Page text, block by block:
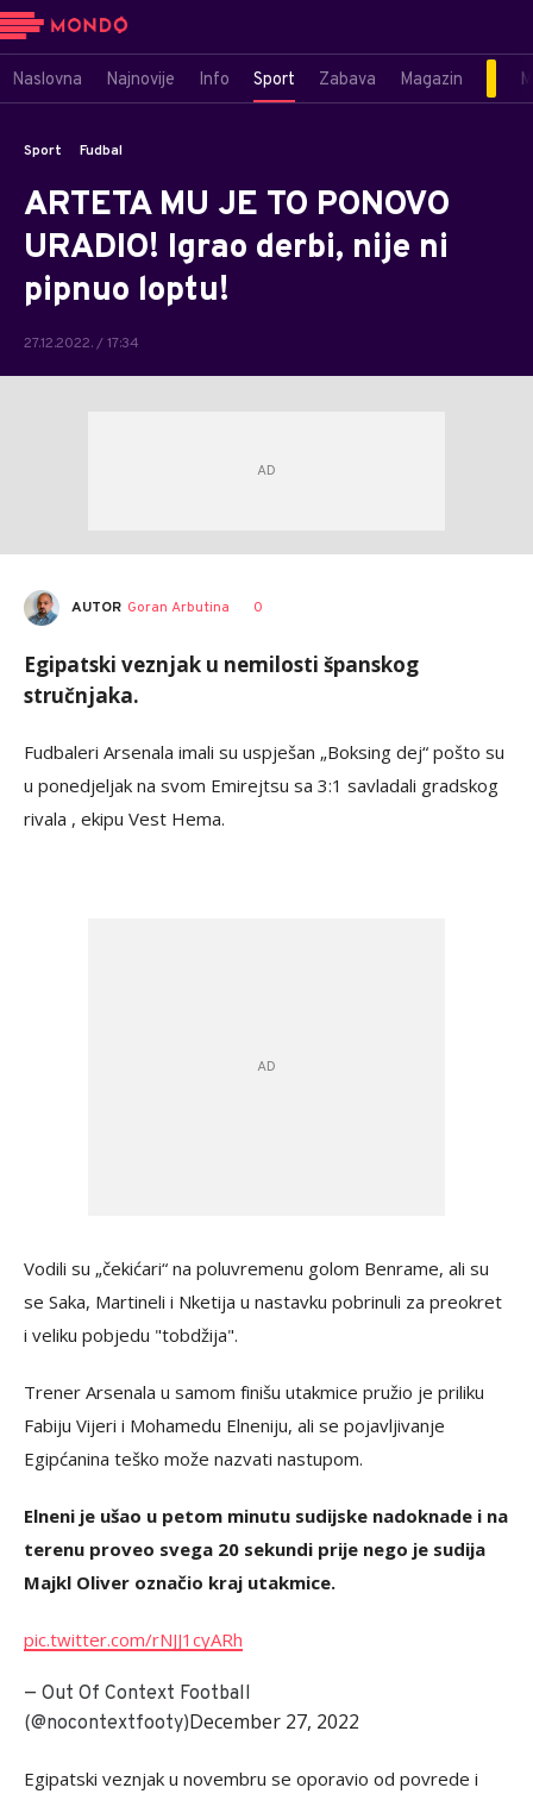
Naslovna Najnovije Info Sport Zabava Magazin
Sport Fudbal
ARTETA MU JE TO PONOVO
URADIO! Igrao derbi, nije ni
pipnuo loptu!
27.12.2022. / 17:34
AUTOR Goran Arbutina 0
Egipatski veznjak u nemilosti španskog
stručnjaka.
Fudbaleri Arsenala imali su uspješan „Boksing dej“ pošto su
u ponedjeljak na svom Emirejtsu sa 3:1 savladali gradskog
rivala , ekipu Vest Hema.
Vodili su „čekićari“ na poluvremenu golom Benrame, ali su
se Saka, Martineli i Nketija u nastavku pobrinuli za preokret
i veliku pobjedu "tobdžija".
Trener Arsenala u samom finišu utakmice pružio je priliku
Fabiju Vijeri i Mohamedu Elneniju, ali se pojavljivanje
Egipćanina teško može nazvati nastupom.
Elneni je ušao u petom minutu sudijske nadoknade i na
terenu proveo svega 20 sekundi prije nego je sudija
Majkl Oliver označio kraj utakmice.
pic.twitter.com/rNJJ1cyARh
— Out Of Context Football
(@nocontextfooty)December 27, 2022
Egipatski veznjak u novembru se oporavio od povrede i